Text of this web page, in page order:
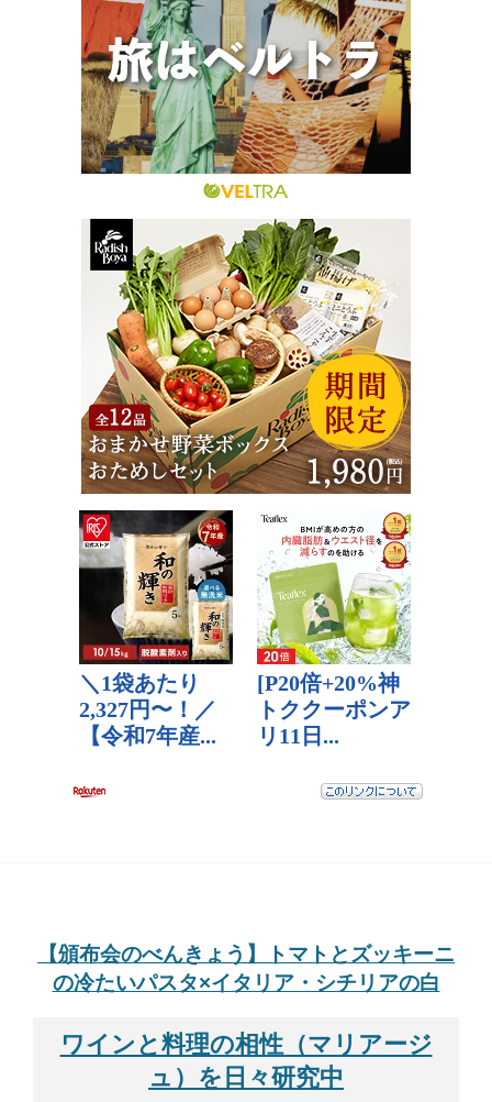
【頒布会のべんきょう】トマトとズッキーニ
の冷たいパスタ×イタリア・シチリアの白
ワインと料理の相性（マリアージ
ュ）を日々研究中